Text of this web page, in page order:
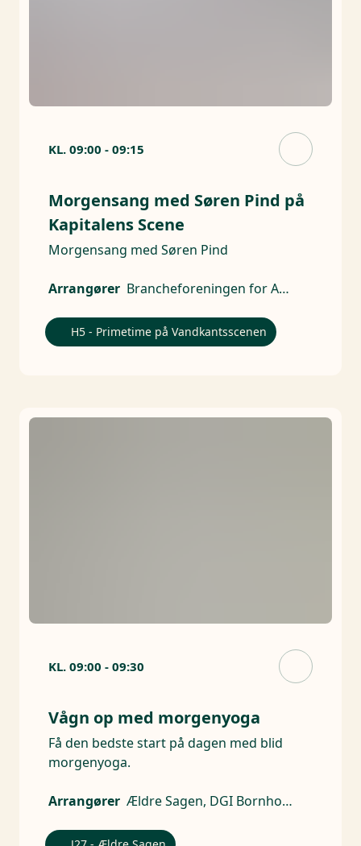
KL. 09:00 - 09:15
Morgensang med Søren Pind på
Kapitalens Scene
Morgensang med Søren Pind
Arrangører Brancheforeningen for Aktive Ejere
H5 - Primetime på Vandkantsscenen
KL. 09:00 - 09:30
Vågn op med morgenyoga
Få den bedste start på dagen med blid
morgenyoga.
Arrangører Ældre Sagen, DGI Bornholm